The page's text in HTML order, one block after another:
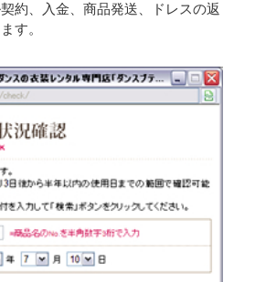
約、入金、商品発送、ドレスの返
す。